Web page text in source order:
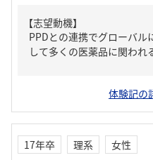
【志望動機】
PPDとの連携でグローバル
して多くの医薬品に関われ
体験記の
17年卒 理系
女性